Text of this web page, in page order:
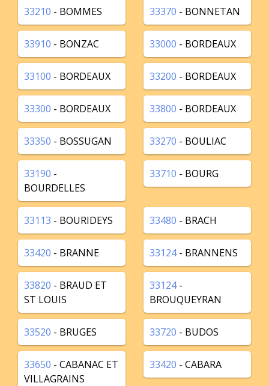
33210 - BOMMES 33370 - BONNETAN
33910 - BONZAC 33000 - BORDEAUX
33100 - BORDEAUX 33200 - BORDEAUX
33300 - BORDEAUX 33800 - BORDEAUX
33350 - BOSSUGAN 33270 - BOULIAC
33190 -
BOURDELLES
33710 - BOURG
33113 - BOURIDEYS 33480 - BRACH
33420 - BRANNE 33124- BRANNENS
33820 - BRAUD ET
ST LOUIS
33124-
BROUQUEYRAN
33520 - BRUGES 33720 - BUDOS
33650 - CABANAC ET
VILLAGRAINS
33420 - CABARA